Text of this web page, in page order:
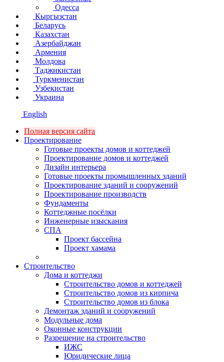
Одесса
Кыргызстан
Беларусь
Казахстан
Азербайджан
Армения
Молдова
Таджикистан
Туркменистан
Узбекистан
Украина
English
Полная версия сайта
Проектирование
Готовые проекты домов и коттеджей
Проектирование домов и коттеджей
Дизайн интерьера
Готовые проекты промышленных зданий
Проектирование зданий и сооружений
Проектирование производств
Фундаменты
Коттеджные посёлки
Инженерные изыскания
СПА
Проект бассейна
Проект хамама
Строительство
Дома и коттеджи
Строительство домов и коттеджей
Строительство домов из кирпича
Строительство домов из блока
Демонтаж зданий и сооружений
Модульные дома
Оконные конструкции
Разрешение на строительство
ИЖС
Юридические лица